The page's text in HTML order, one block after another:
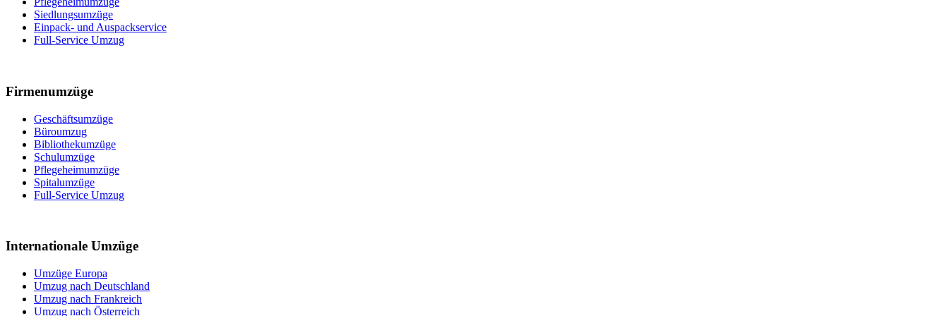
Siedlungsumzüge
Einpack- und Auspackservice
Full-Service Umzug
Firmenumzüge
Geschäftsumzüge
Büroumzug
Bibliothekumzüge
Schulumzüge
Pflegeheimumzüge
Spitalumzüge
Full-Service Umzug
Internationale Umzüge
Umzüge Europa
Umzug nach Deutschland
Umzug nach Frankreich
Umzug nach Österreich